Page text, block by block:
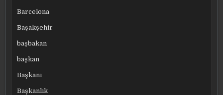
Barcelona
Başakşehir
başbakan
başkan
Başkanı
Başkanlık